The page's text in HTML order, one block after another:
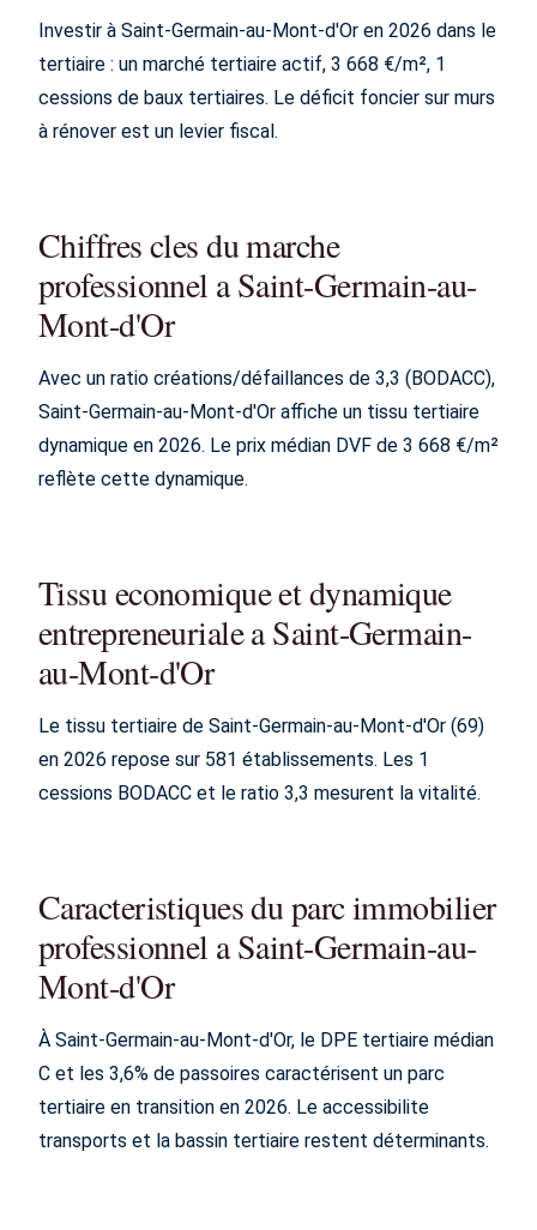
Investir à Saint-Germain-au-Mont-d'Or en 2026 dans le
tertiaire : un marché tertiaire actif, 3 668 €/m², 1
cessions de baux tertiaires. Le déficit foncier sur murs
à rénover est un levier fiscal.
Chiffres cles du marche
professionnel a Saint-Germain-au-
Mont-d'Or
Avec un ratio créations/défaillances de 3,3 (BODACC),
Saint-Germain-au-Mont-d'Or affiche un tissu tertiaire
dynamique en 2026. Le prix médian DVF de 3 668 €/m²
reflète cette dynamique.
Tissu economique et dynamique
entrepreneuriale a Saint-Germain-
au-Mont-d'Or
Le tissu tertiaire de Saint-Germain-au-Mont-d'Or (69)
en 2026 repose sur 581 établissements. Les 1
cessions BODACC et le ratio 3,3 mesurent la vitalité.
Caracteristiques du parc immobilier
professionnel a Saint-Germain-au-
Mont-d'Or
À Saint-Germain-au-Mont-d'Or, le DPE tertiaire médian
C et les 3,6% de passoires caractérisent un parc
tertiaire en transition en 2026. Le accessibilite
transports et la bassin tertiaire restent déterminants.